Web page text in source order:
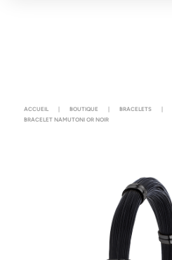
ACCUEIL | BOUTIQUE | BRACELETS |
BRACELET NAMUTONI OR NOIR